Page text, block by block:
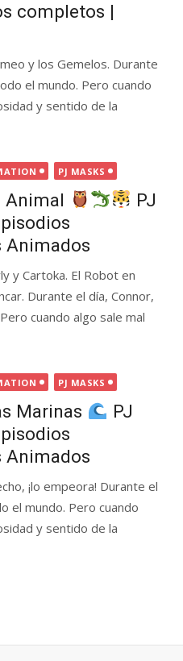
completos |
y los Gemelos. Durante
el mundo. Pero cuando
y sentido de la
PJ MASKS
Animal
PJ
Animados
y Cartoka. El Robot en
Durante el día, Connor,
cuando algo sale mal
PJ MASKS
Marinas
PJ
Animados
¡lo empeora! Durante el
el mundo. Pero cuando
y sentido de la